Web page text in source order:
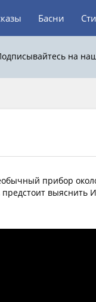
Басни
на
прибор
выяснить